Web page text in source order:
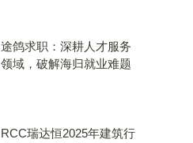
途鸽求职：深耕人才服务
领域，破解海归就业难题
RCC瑞达恒2025年建筑行